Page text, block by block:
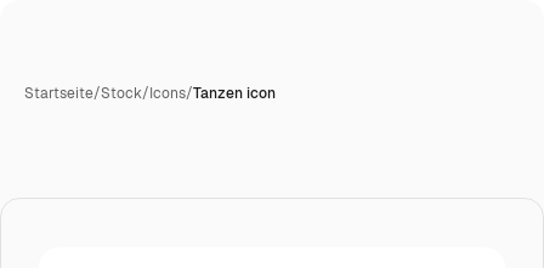
Startseite/Stock/Icons/Tanzen icon